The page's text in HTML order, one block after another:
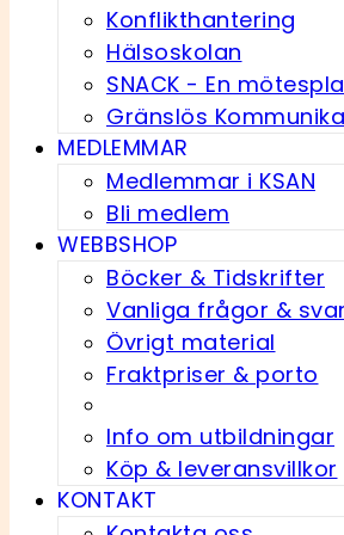
Konflikthantering
Hälsoskolan
SNACK - En
Gränslös
MEDLEMMAR
Medlemmar i KSAN
Bli medlem
WEBBSHOP
Böcker & Tidskrifter
Vanliga frågor & svar
Övrigt material
Fraktpriser & porto
Info om utbildningar
Köp & leveransvillkor
KONTAKT